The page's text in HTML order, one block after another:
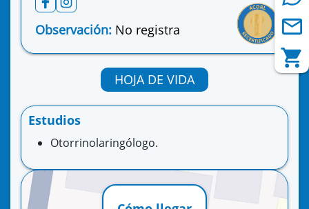
Observación: No registra
HOJA DE VIDA
Estudios
Otorrinolaringólogo.